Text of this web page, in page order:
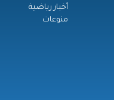
أخبار رياضية
منوعات